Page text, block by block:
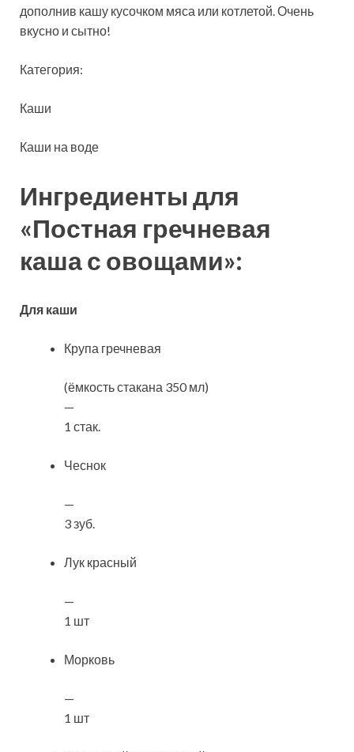
дополнив кашу кусочком мяса или котлетой. Очень
вкусно и сытно!
Категория:
Каши
Каши на воде
Ингредиенты для
«Постная гречневая
каша с овощами»:
Для каши
Крупа гречневая
(ёмкость стакана 350 мл)
—
1 стак.
Чеснок
—
3 зуб.
Лук красный
—
1 шт
Морковь
—
1 шт